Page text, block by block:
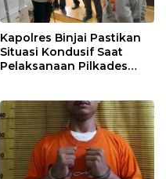
Kapolres Binjai Pastikan
Situasi Kondusif Saat
Pelaksanaan Pilkades